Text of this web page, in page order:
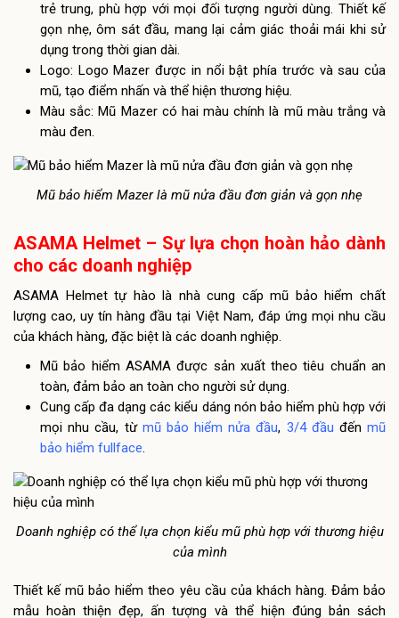
trẻ trung, phù hợp với mọi đối tượng người dùng. Thiết kế
gọn nhẹ, ôm sát đầu, mang lại cảm giác thoải mái khi sử
dụng trong thời gian dài.
Logo: Logo Mazer được in nổi bật phía trước và sau của
mũ, tạo điểm nhấn và thể hiện thương hiệu.
Màu sắc: Mũ Mazer có hai màu chính là mũ màu trắng và
màu đen.
Mũ bảo hiểm Mazer là mũ nửa đầu đơn giản và gọn nhẹ
ASAMA Helmet – Sự lựa chọn hoàn hảo dành
cho các doanh nghiệp
ASAMA Helmet tự hào là nhà cung cấp mũ bảo hiểm chất
lượng cao, uy tín hàng đầu tại Việt Nam, đáp ứng mọi nhu cầu
của khách hàng, đặc biệt là các doanh nghiệp.
Mũ bảo hiểm ASAMA được sản xuất theo tiêu chuẩn an
toàn, đảm bảo an toàn cho người sử dụng.
Cung cấp đa dạng các kiểu dáng nón bảo hiểm phù hợp với
mọi nhu cầu, từ mũ bảo hiểm nửa đầu, 3/4 đầu đếnmũ
bảo hiểm fullface.
Doanh nghiệp có thể lựa chọn kiểu mũ phù hợp với thương hiệu
của mình
Thiết kế mũ bảo hiểm theo yêu cầu của khách hàng. Đảm bảo
mẫu hoàn thiện đẹp, ấn tượng và thể hiện đúng bản sách